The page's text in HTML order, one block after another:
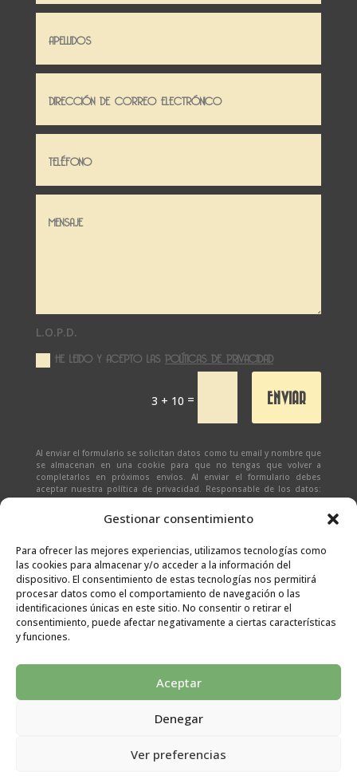
Gestionar consentimiento
Para ofrecer las mejores experiencias, utilizamos tecnologías como
las cookies para almacenar y/o acceder a la información del
dispositivo. El consentimiento de estas tecnologías nos permitirá
procesar datos como el comportamiento de navegación o las
identificaciones únicas en este sitio. No consentir o retirar el
consentimiento, puede afectar negativamente a ciertas características
y funciones.
Aceptar
Denegar
Ver preferencias
L.O.P.D.
HE LEIDO Y ACEPTO LASPOLÍTICAS DE PRIVACIDAD
3 + 10 = ENVIAR
Al enviar el formulario se solicitan datos como tu email y nombre que
se almacenan en una cookie para que no tengas que volver a
completarlos en próximos envíos. Al enviar el formulario debes
aceptar nuestra política de privacidad. Responsable de los datos:
Ivan Zabalza | Finalidad: responder a solicitudes del formulario |
Legitimación: Tu consentimiento expreso | Destinatario:
(datos almacenados sólo en cliente email) | Derechos: Tienes
y olvido de tus datos.
privacidad|Cookies